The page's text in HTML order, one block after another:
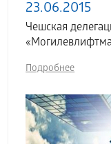
23.06.2015
Чешская
Подробнее